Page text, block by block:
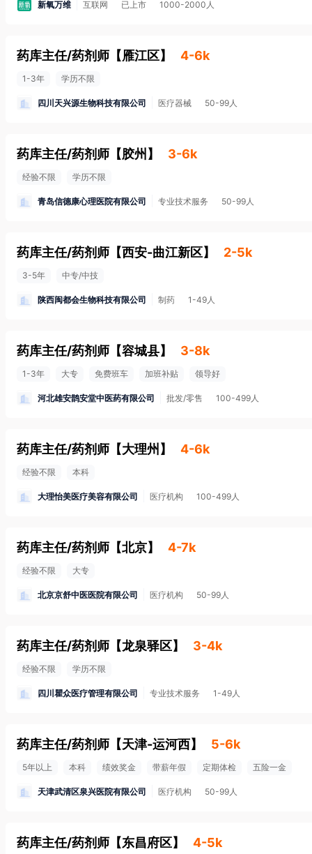
新氧万维 互联网 已上市 1000-2000人
药库主任/药剂师 【雁江区】 4-6k
1-3年 学历不限
四川天兴源生物科技有限公司 医疗器械 50-99人
药库主任/药剂师 【胶州 】 3-6k
经验不限 学历不限
青岛信德康心理医院有限公司 专业技术服务 50-99人
药库主任/药剂师 【西安-曲江新区】 2-5k
3-5年 中专/中技
陕西闽都会生物科技有限公司 制药 1-49人
药库主任/药剂师 【容城县】 3-8k
1-3年 大专 免费班车 加班补贴 领导好
河北雄安鹊安堂中医药有限公司 批发/零售 100-499人
药库主任/药剂师 【大理州 】 4-6k
经验不限 本科
大理怡美医疗美容有限公司 医疗机构 100-499人
药库主任/药剂师 【北京】 4-7k
经验不限 大专
北京京舒中医医院有限公司 医疗机构 50-99人
药库主任/药剂师 【龙泉驿区】 3-4k
经验不限 学历不限
四川瞿众医疗管理有限公司 专业技术服务 1-49人
药库主任/药剂师 【天津-运河西】 5-6k
5年以上 本科 绩效奖金 带薪年假 定期体检 五险一金
天津武清区泉兴医院有限公司 医疗机构 50-99人
药库主任/药剂师 【东昌府区】 4-5k